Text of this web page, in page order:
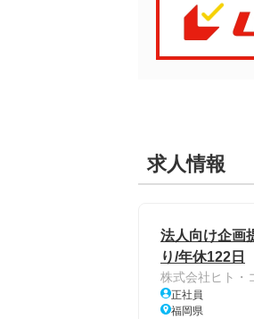
求人情報
法人向け企画
り/年休122日
株式会社ヒト・
正社員
福岡県